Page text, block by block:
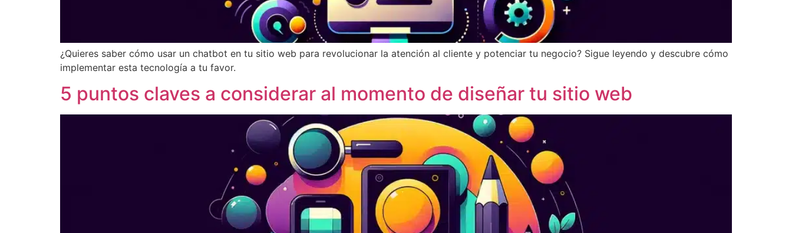
¿Quieres saber cómo usar un chatbot en tu sitio web para revolucionar la atención al cliente y potenciar tu negocio? Sigue leyendo y descubre cómo
implementar esta tecnología a tu favor.
5 puntos claves a considerar al momento de diseñar tu sitio web